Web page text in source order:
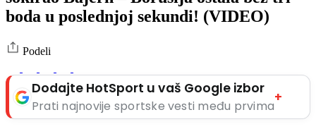
boda u poslednjoj sekundi! (VIDEO)
Podeli
Dodajte HotSport u vaš Google izbor
Prati najnovije sportske vesti među prvima
+